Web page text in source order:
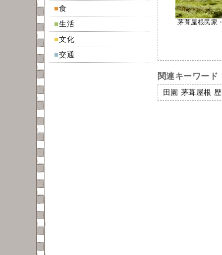
茅葺屋根民家
関連キーワード
田園 茅葺屋根
■食
■生活
■文化
■交通